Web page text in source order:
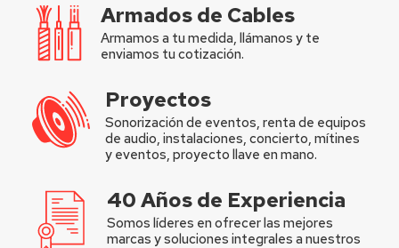
Armados de Cables
Armamos a tu medida, llámanos y te
enviamos tu cotización.
Proyectos
Sonorización de eventos, renta de equipos
de audio, instalaciones, concierto, mítines
y eventos, proyecto llave en mano.
40 Años de Experiencia
Somos líderes en ofrecer las mejores
marcas y soluciones integrales a nuestros